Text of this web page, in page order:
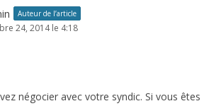
Auteur de l’article
24, 2014 le 4:18
négocier avec votre syndic. Si vous êtes